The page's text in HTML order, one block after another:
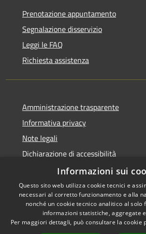
Prenotazione appuntamento
Segnalazione disservizio
Leggi le FAQ
Richiesta assistenza
Amministrazione trasparente
Informativa privacy
Note legali
Dichiarazione di accessibilità
Informative Privacy
RSS
Accessibilità
Informazioni sui
Questo sito web utilizza cookie tecnici e
necessari al corretto funzionamento e alla
nonché un cookie tecnico analitico al solo
informazioni statistiche, aggregate
Per maggiori dettagli, può consultare la cookie